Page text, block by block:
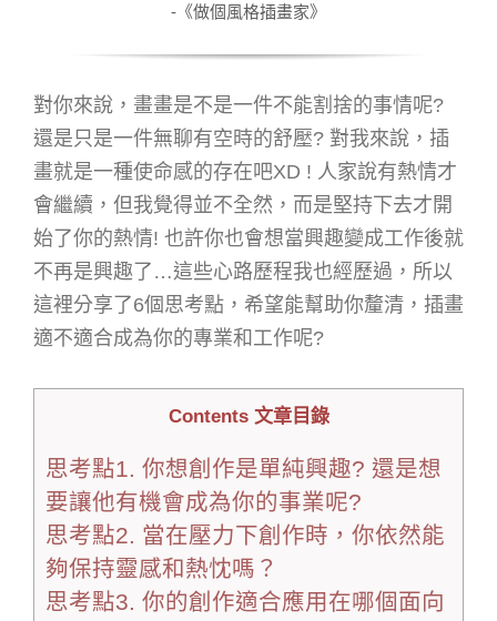
-《做個風格插畫家》
對你來說，畫畫是不是一件不能割捨的事情呢?
還是只是一件無聊有空時的舒壓? 對我來說，插
畫就是一種使命感的存在吧XD ! 人家說有熱情才
會繼續，但我覺得並不全然，而是堅持下去才開
始了你的熱情! 也許你也會想當興趣變成工作後就
不再是興趣了…這些心路歷程我也經歷過，所以
這裡分享了6個思考點，希望能幫助你釐清，插畫
適不適合成為你的專業和工作呢?
Contents 文章目錄
思考點1. 你想創作是單純興趣? 還是想
要讓他有機會成為你的事業呢?
思考點2. 當在壓力下創作時，你依然能
夠保持靈感和熱忱嗎？
思考點3. 你的創作適合應用在哪個面向